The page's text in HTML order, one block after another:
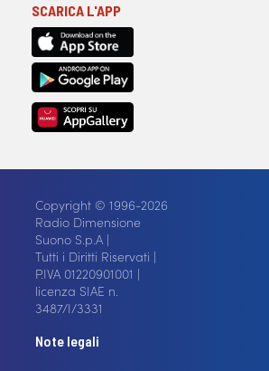
SCARICA L'APP
Copyright © 1996-2026
Radio Dimensione
Suono S.p.A |
Tutti i Diritti Riservati |
P.IVA 01220901001 |
licenza SIAE n.
3487/I/3331
Note legali